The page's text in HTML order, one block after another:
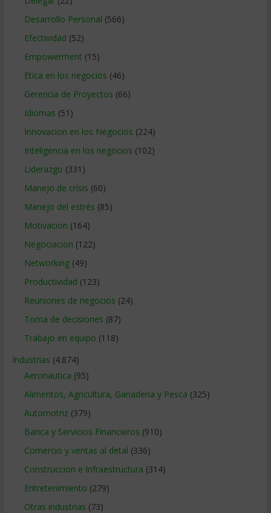
Desarrollo Personal (566)
Efectividad (52)
Empowerment (15)
Etica en los negocios (46)
Gerencia de Proyectos (66)
Idiomas (51)
Innovacion en los Negocios (224)
Inteligencia en los negocios (102)
Liderazgo (331)
Manejo de crisis (60)
Manejo del estrés (85)
Motivacion (164)
Negociacion (122)
Networking(49)
Productividad (123)
Reuniones de negocios (24)
Toma de decisiones (87)
Trabajo en equipo (118)
Industrias (4.874)
Aeronautica (95)
Alimentos, Agricultura, Ganaderia y Pesca (325)
Automotriz(379)
Banca y Servicios Financieros (910)
Comercio y ventas al detal (336)
Construccion e Infraestructura (314)
Entretenimiento (279)
Otras industrias (73)